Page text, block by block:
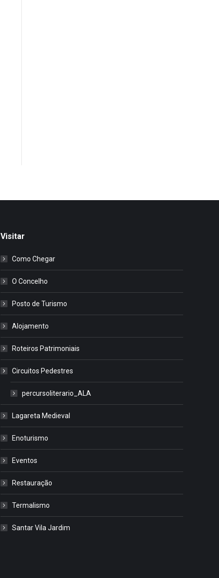
Visitar
Como Chegar
O Concelho
Posto de Turismo
Alojamento
Roteiros Patrimoniais
Circuitos Pedestres
percursoliterario_ALA
Lagareta Medieval
Enoturismo
Eventos
Restauração
Termalismo
Santar Vila Jardim